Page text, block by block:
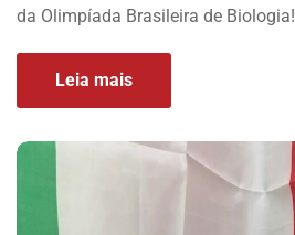
da Olimpíada Brasileira de Biologia!
Leia mais